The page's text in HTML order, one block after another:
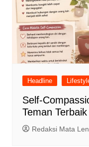
Headline
Self-
Teman
Redaksi Mata